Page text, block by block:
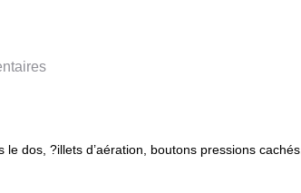
dos, ?illets d’aération, boutons pressions cachés.